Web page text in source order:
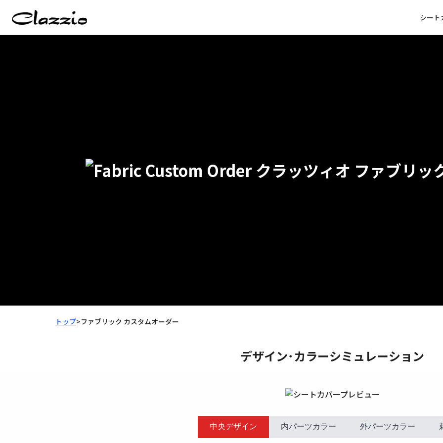
シート
クラッツィオ ファブリッ
トップ>ファブリック カスタムオーダー
デザイン･カラーシミュレーション
中央デザイン 内パーツカラー 外パーツカラー